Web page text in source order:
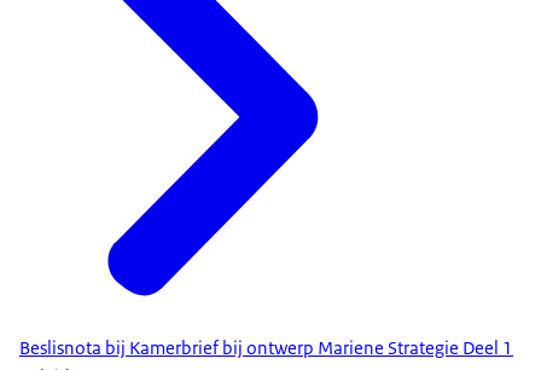
Beslisnota bij Kamerbrief bij ontwerp Mariene Strategie Deel 1